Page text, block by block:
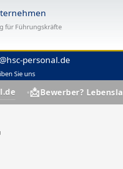
für Führungskräfte
personal.de
Sie uns
Lebenslauf bitte an